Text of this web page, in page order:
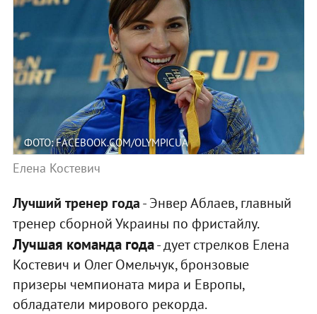
ФОТО: FACEBOOK.COM/OLYMPICUA
Елена Костевич
Лучший тренер года- Энвер Аблаев, главный
тренер сборной Украины по фристайлу.
Лучшая команда года- дует стрелков Елена
Костевич и Олег Омельчук, бронзовые
призеры чемпионата мира и Европы,
обладатели мирового рекорда.